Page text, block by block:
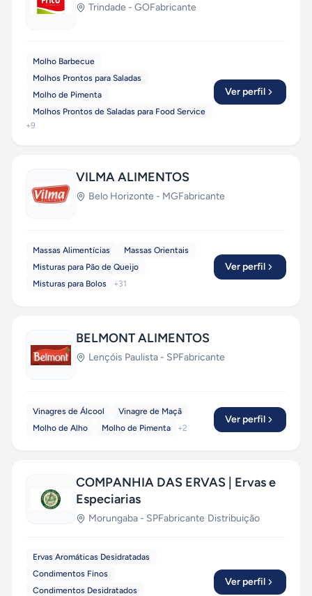
Trindade - GOFabricante
Molho Barbecue
Molhos Prontos para Saladas
Molho de Pimenta
Molhos Prontos de Saladas para Food Service
+9
Ver perfil
VILMA ALIMENTOS
Belo Horizonte - MGFabricante
Massas Alimentícias
Massas Orientais
Misturas para Pão de Queijo
Misturas para Bolos
+31
Ver perfil
BELMONT ALIMENTOS
Lençóis Paulista - SPFabricante
Vinagres de Álcool
Vinagre de Maçã
Molho de Alho
Molho de Pimenta +2
Ver perfil
COMPANHIA DAS ERVAS | Ervas e
Especiarias
Morungaba - SPFabricante·Distribuição
Ervas Aromáticas Desidratadas
Condimentos Finos
Condimentos Desidratados
Ver perfil